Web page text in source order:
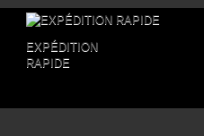
EXPÉDITION
RAPIDE